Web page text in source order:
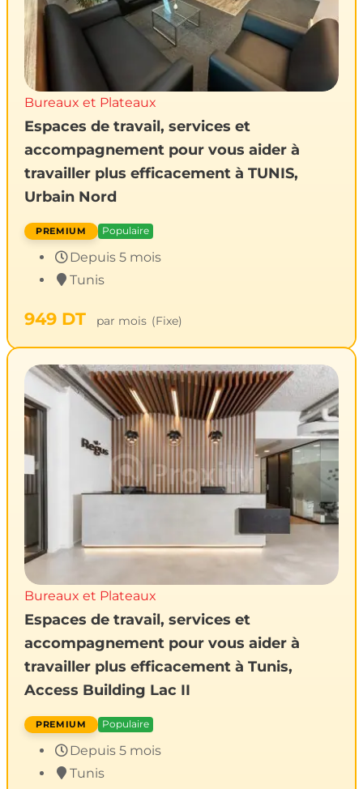
Bureaux et Plateaux
Espaces de travail, services et
accompagnement pour vous aider à
travailler plus efficacement à TUNIS,
Urbain Nord
Populaire
Depuis 5 mois
Tunis
949 DT par mois (Fixe)
Bureaux et Plateaux
Espaces de travail, services et
accompagnement pour vous aider à
travailler plus efficacement à Tunis,
Access Building Lac II
Populaire
Depuis 5 mois
Tunis